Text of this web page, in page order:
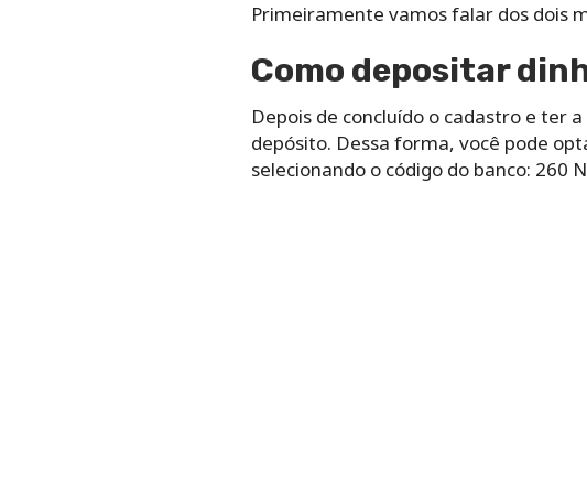
Primeiramente vamos falar dos dois
Como depositar
Depois de concluído o cadastro e ter
depósito. Dessa forma, você pode
selecionando o código do banco: 260